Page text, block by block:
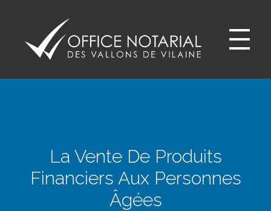
La Vente De Produits
Financiers Aux Personnes
Âgées